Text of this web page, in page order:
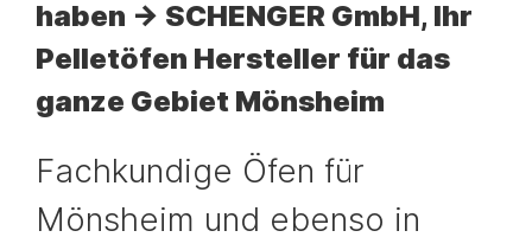
haben -> SCHENGER GmbH, Ihr
Pelletöfen Hersteller für das
ganze Gebiet Mönsheim
Fachkundige Öfen für
Mönsheim und ebenso in